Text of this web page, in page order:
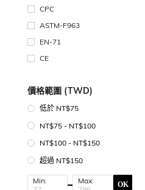
CPC
ASTM-F963
EN-71
CE
價格範圍 (TWD)
低於 NT$75
NT$75 - NT$100
NT$100 - NT$150
超過 NT$150
Min: Max: OK